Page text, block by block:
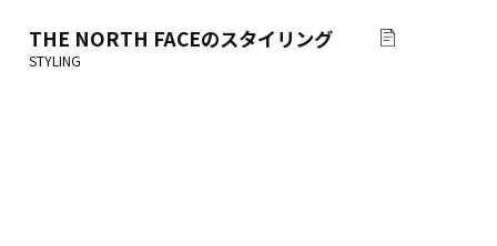
THE NORTH FACEのスタイリング